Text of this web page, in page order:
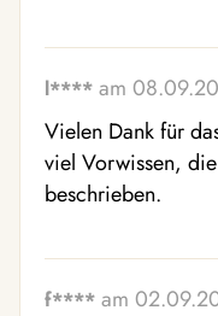
l**** am
Vielen Dank für
viel Vorwissen,
beschrieben.
f**** am